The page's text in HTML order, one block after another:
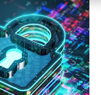
& Sicherheit
Suite
& Payroll
mit PRISM™
Monitoring
reporting
Webinare
Lernen Sie von unseren
Webinaren
E-Books,
Entdecken Sie unsere E-
Videos
Verbessern Sie Ihr SAP
Support
News
Events